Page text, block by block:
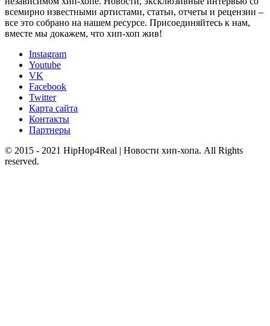
всемирно известными артистами, статьи, отчеты и рецензии –
все это собрано на нашем ресурсе. Присоединяйтесь к нам,
вместе мы докажем, что хип-хоп жив!
Instagram
Youtube
VK
Facebook
Twitter
Карта сайта
Контакты
Партнеры
© 2015 - 2021 HipHop4Real | Новости хип-хопа. All Rights
reserved.